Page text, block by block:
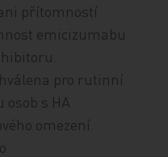
přítomností
emicizumabu
pro rutinní
osob s HA
omezení.